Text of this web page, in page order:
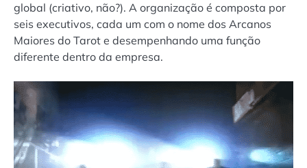
global (criativo, não?). A organização é composta por
seis executivos, cada um com o nome dos Arcanos
Maiores do Tarot e desempenhando uma função
diferente dentro da empresa.